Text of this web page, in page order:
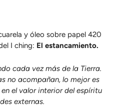
y óleo sobre papel 420
I ching: El estancamiento.
cada vez más de la Tierra.
no acompañan, lo mejor es
el valor interior del espíritu
externas.